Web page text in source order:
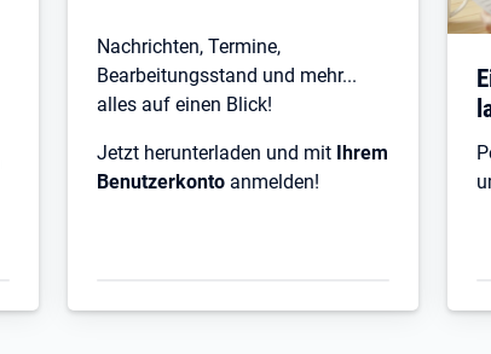
Nachrichten, Termine,
Bearbeitungsstand und mehr...
alles auf einen Blick!
Jetzt herunterladen und mit Ihrem
Benutzerkonto anmelden!